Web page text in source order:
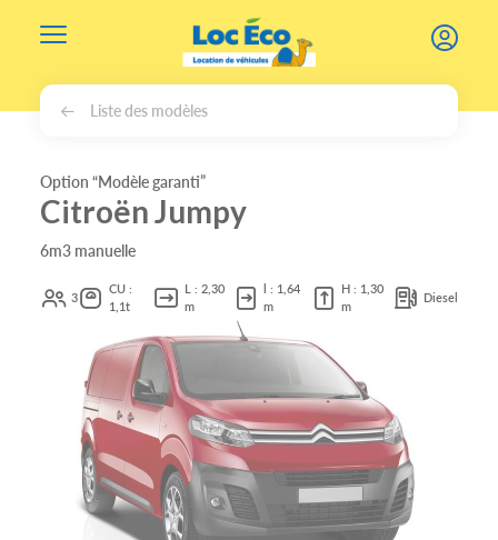
Liste des modèles
Option “Modèle garanti”
Citroën Jumpy
6m3 manuelle
3
CU :
1,1t
L : 2,30
m
l : 1,64
m
H : 1,30
m
Diesel